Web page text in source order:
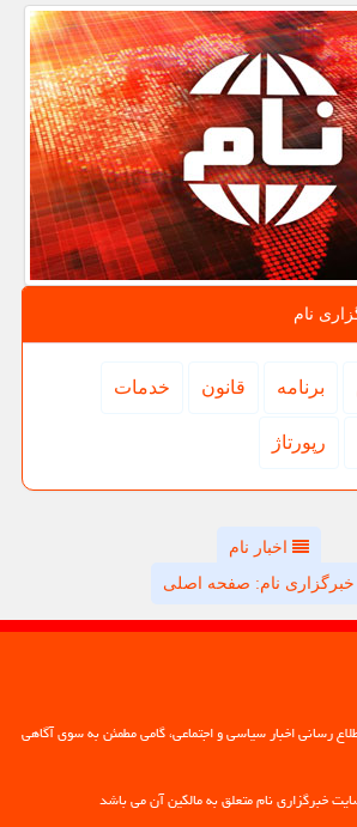
نام
برنامه قانون خدمات
رپورتاژ
اخبار نام
خبرگزاری نام: صفحه اصلی